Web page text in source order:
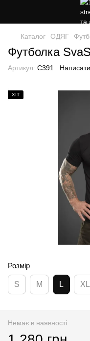
Каталог ОДЯГ
Футболка
Артикул: C391 Написати
ХІТ
Розмір
S M L XL
Немає в наявності